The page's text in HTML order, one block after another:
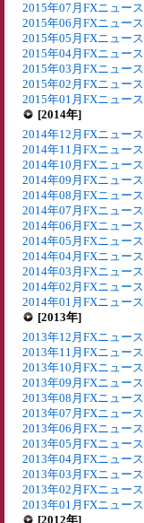
2015年07月FXニュース
2015年06月FXニュース
2015年05月FXニュース
2015年04月FXニュース
2015年03月FXニュース
2015年02月FXニュース
2015年01月FXニュース
[2014年]
2014年12月FXニュース
2014年11月FXニュース
2014年10月FXニュース
2014年09月FXニュース
2014年08月FXニュース
2014年07月FXニュース
2014年06月FXニュース
2014年05月FXニュース
2014年04月FXニュース
2014年03月FXニュース
2014年02月FXニュース
2014年01月FXニュース
[2013年]
2013年12月FXニュース
2013年11月FXニュース
2013年10月FXニュース
2013年09月FXニュース
2013年08月FXニュース
2013年07月FXニュース
2013年06月FXニュース
2013年05月FXニュース
2013年04月FXニュース
2013年03月FXニュース
2013年02月FXニュース
2013年01月FXニュース
[2012年]